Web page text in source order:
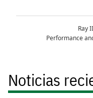
Noticias